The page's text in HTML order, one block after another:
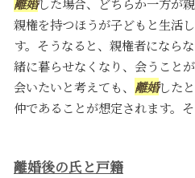
親権を持つほうが子どもと生活
す。そうなると、親権者になら
緒に暮らせなくなり、会うこと
会いたいと考えても、 離婚した
仲であることが想定されます。
離婚後の氏と戸籍